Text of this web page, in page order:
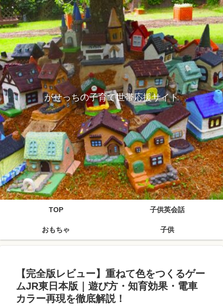
がせっちの子育て世帯応援サイト
TOP 子供英会話
おもちゃ 子供
【完全版レビュー】重ねて色をつくるゲー
ムJR東日本版｜遊び方・知育効果・電車
カラー再現を徹底解説！